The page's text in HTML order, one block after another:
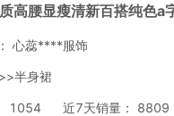
高腰显瘦清新百搭纯色a
心蕊****服饰
半身裙
1054 近7天销量： 8809